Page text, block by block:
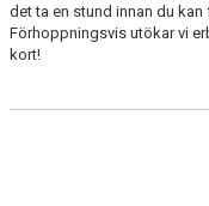
det ta en stund innan du
Förhoppningsvis utökar vi
kort!